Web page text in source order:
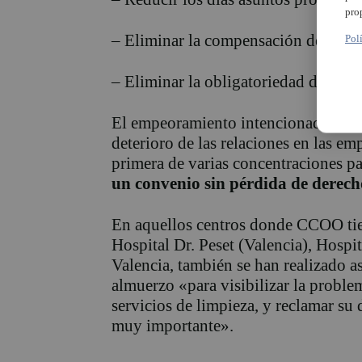
– Eliminar la compensación de un
– Eliminar la obligatoriedad de
El empeoramiento intencionado de
deterioro de las relaciones en las
primera de varias concentraciones
un convenio sin pérdida de
En aquellos centros donde CCOO
Hospital Dr. Peset (Valencia),
Valencia, también se han realizado
almuerzo «para visibilizar la
servicios de limpieza, y reclamar
muy importante».